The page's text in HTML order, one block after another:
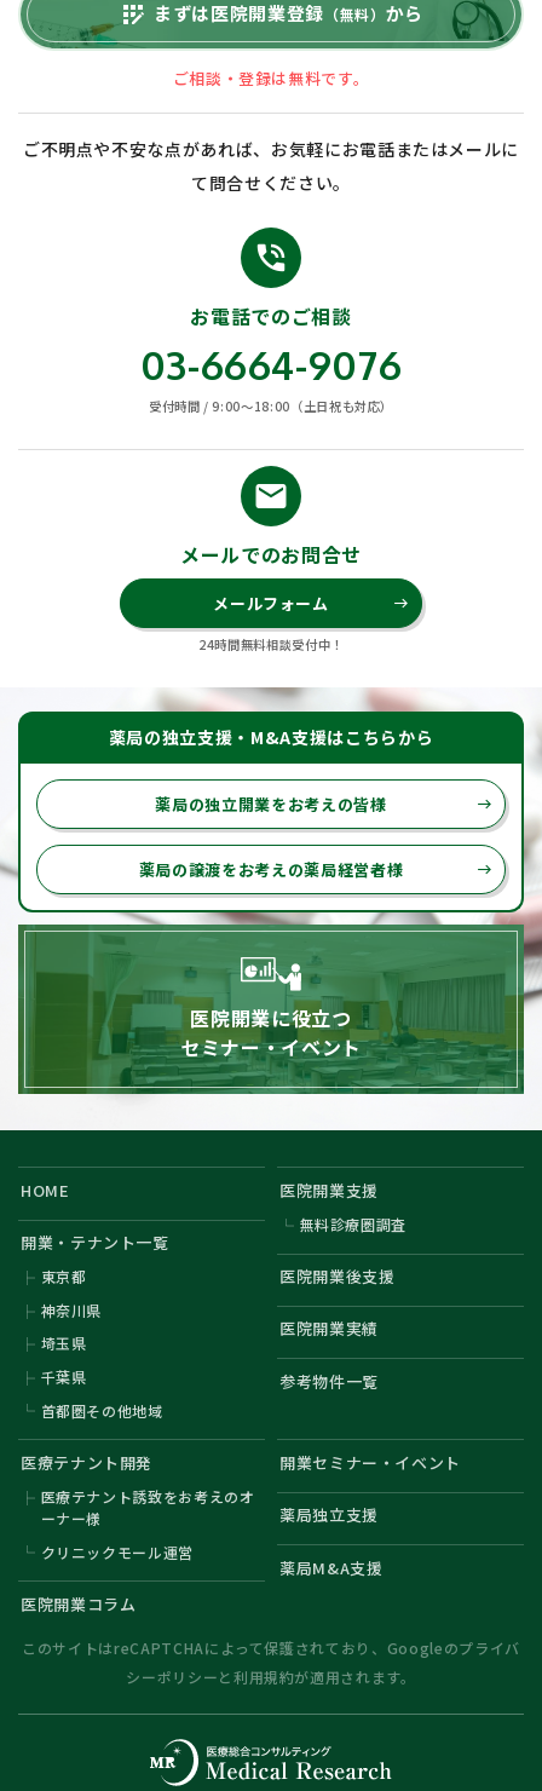
app_registration まずは医院開業登録 （無料） から
ご相談・登録は無料です。
ご不明点や不安な点があれば、お気軽にお電話またはメールに
て問合せください。
phone_in_talk
お電話でのご相談
03-6664-9076
受付時間 / 9:00〜18:00（土日祝も対応）
email
メールでのお問合せ
メールフォーム east
24時間無料相談受付中！
薬局の独立支援・M&A支援はこちらから
薬局の独立開業をお考えの皆様 east
薬局の譲渡をお考えの薬局経営者様 east
医院開業に役立つ
セミナー・イベント
HOME
開業・テナント一覧
東京都
神奈川県
埼玉県
千葉県
首都圏その他地域
医院開業支援
無料診療圏調査
医院開業後支援
医院開業実績
参考物件一覧
医療テナント開発
医療テナント誘致をお考えのオ
ーナー様
クリニックモール運営
医院開業コラム
開業セミナー・イベント
薬局独立支援
薬局M&A支援
このサイトはreCAPTCHAによって保護されており、Googleのプライバ
シーポリシーと利用規約が適用されます。